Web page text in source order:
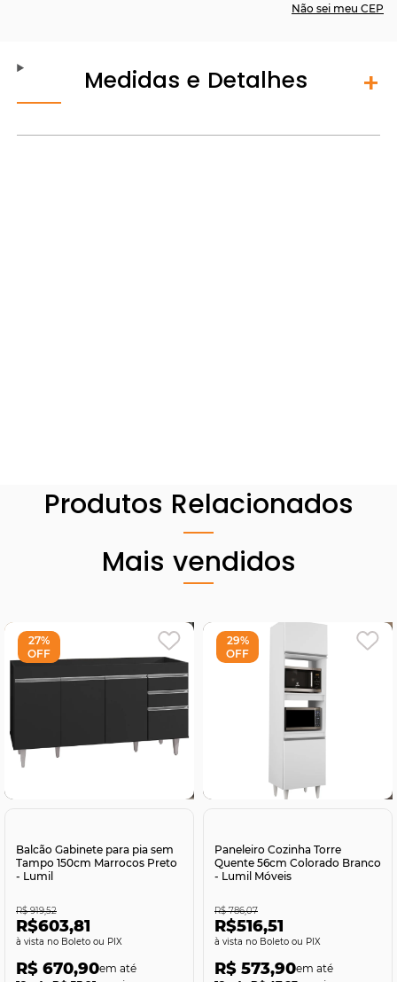
Não sei meu CEP
Medidas e Detalhes
Produtos Relacionados
Mais vendidos
27%
OFF
Balcão Gabinete para pia sem
Tampo 150cm Marrocos Preto
- Lumil
R$603,81
no Boleto ou PIX
R$ 919,52
R$ 670,90
29%
OFF
Paneleiro Cozinha Torre
Quente 56cm Colorado Branco
- Lumil Móveis
R$516,51
no Boleto ou PIX
R$ 786,07
R$ 573,90